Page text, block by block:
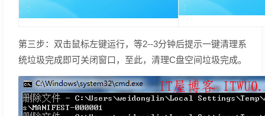
第三步：双击鼠标左键运行，等2--3分钟后提示一键清理系
统垃圾完成即可关闭窗口，至此，清理C盘空间垃圾完成。